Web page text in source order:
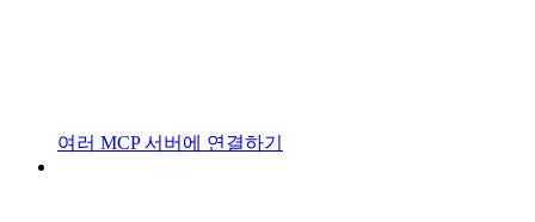
여러 MCP 서버에 연결하기